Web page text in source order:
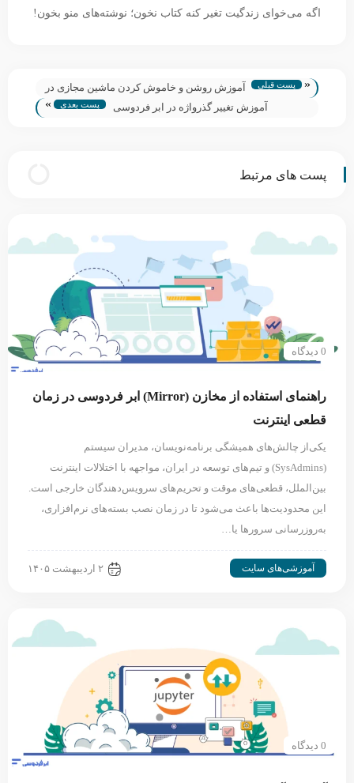
اگه می‌خوای زندگیت تغیر کنه کتاب نخون؛ نوشته‌های منو بخون!
« پست قبلی
آموزش روشن و خاموش کردن ماشین مجازی در
ابر فردوسی
آموزش تغییر گذرواژه در ابر فردوسی پست بعدی »
پست های مرتبط
0 دیدگاه
راهنمای استفاده از مخازن (Mirror) ابر فردوسی در زمان
قطعی اینترنت
یکی‌از چالش‌های همیشگی برنامه‌نویسان، مدیران سیستم
(SysAdmins) و تیم‌های توسعه در ایران، مواجهه با اختلالات اینترنت
بین‌الملل، قطعی‌های موقت و تحریم‌های سرویس‌دهندگان خارجی است.
این محدودیت‌ها باعث می‌شود تا در زمان نصب بسته‌های نرم‌افزاری،
به‌روزرسانی سرورها یا…
آموزشی‌های سایت ۲ اردیبهشت ۱۴۰۵
0 دیدگاه